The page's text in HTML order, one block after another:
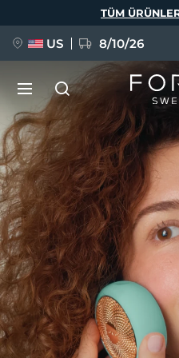
TÜM
US 8/10/26
YENİ
FAQ™ Pure Beauty-
BREAKING NEWS
issa™ Teeth Whitening
Dil Seçimi
English
Français
Italiano
Polski
Svenska
Türkçe
简体中文